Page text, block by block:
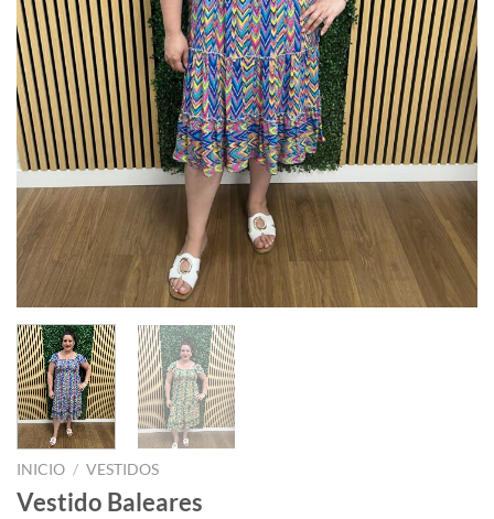
INICIO / VESTIDOS
Vestido Baleares